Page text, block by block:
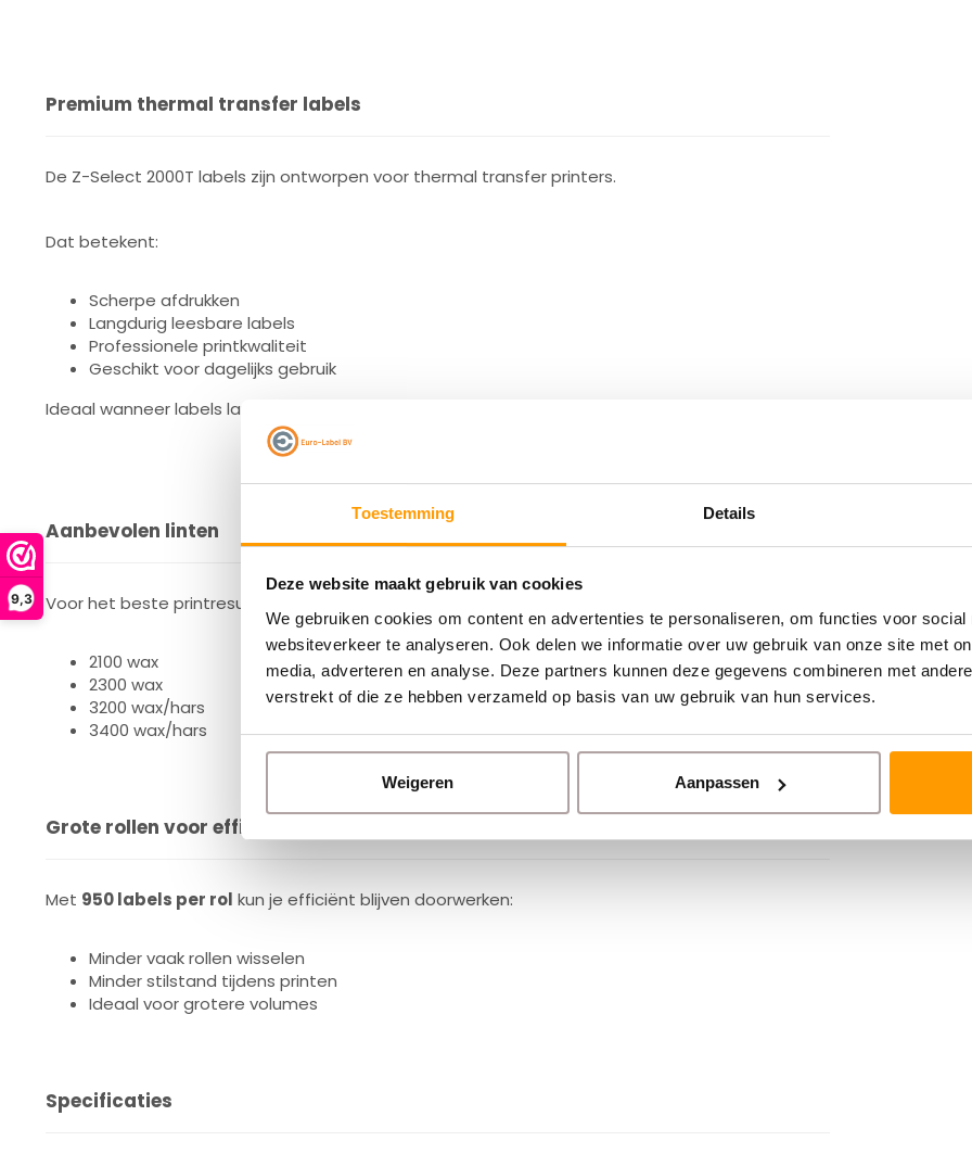
Toestemming Details
Deze website maakt gebruik van cookies
We gebruiken cookies om content en advertenties te personaliseren, om functies voor social
websiteverkeer te analyseren. Ook delen we informatie over uw gebruik van onze site met
media, adverteren en analyse. Deze partners kunnen deze gegevens combineren met
verstrekt of die ze hebben verzameld op basis van uw gebruik van hun services.
Weigeren Aanpassen
9,3
Premium thermal transfer labels
De Z-Select 2000T labels zijn ontworpen voor thermal transfer printers.
Dat betekent:
Scherpe afdrukken
Langdurig leesbare labels
Professionele printkwaliteit
Geschikt voor dagelijks gebruik
Ideaal wanneer labels langer netjes moeten blijven dan standaard thermische labels.
Aanbevolen linten
Voor het beste printresultaat adviseert Zebra onder andere:
2100 wax
2300 wax
3200 wax/hars
3400 wax/hars
Grote rollen voor efficiënt werken
Met 950 labels per rol kun je efficiënt blijven doorwerken:
Minder vaak rollen wisselen
Minder stilstand tijdens printen
Ideaal voor grotere volumes
Specificaties